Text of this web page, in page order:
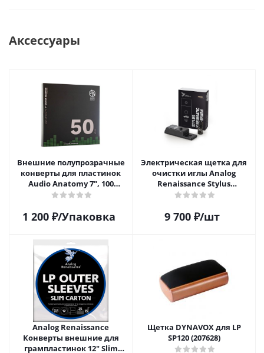
Аксессуары
Внешние полупрозрачные
конверты для пластинок
Audio Anatomy 7", 100
микрон, полиэтилен (50 шт)
1 200₽/Упаковка
Электрическая щетка для
очистки иглы Analog
Renaissance Stylus
Vibromatic Pro-Brush
9 700₽/шт
Analog Renaissance
Конверты внешние для
грампластинок 12" Slim
Щетка DYNAVOX для LP
SP120 (207628)